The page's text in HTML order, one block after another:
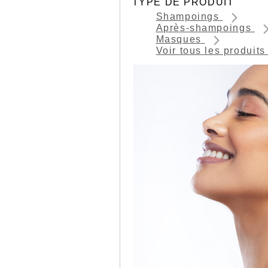
Shampoings
Après-shampoings
Masques
Voir tous les